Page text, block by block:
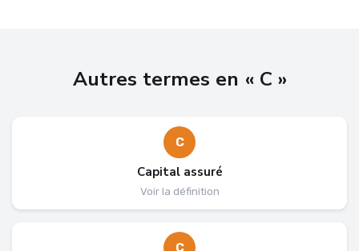
Autres termes en « C »
C
Capital assuré
Voir la définition
C